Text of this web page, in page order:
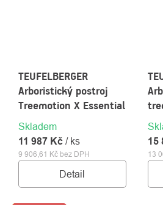
TEUFELBERGER
Arboristický postroj
Treemotion X Essential
Skladem
9 906,61 Kč bez DPH
11 987 Kč / ks
Detail
13
15